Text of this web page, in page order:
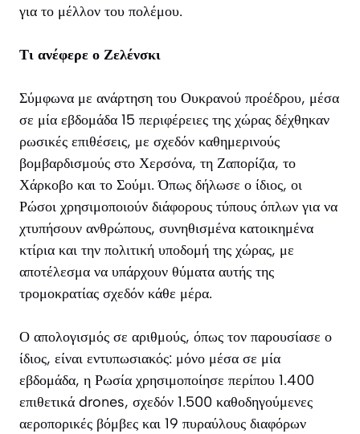
για το μέλλον του πολέμου.
Τι ανέφερε ο Ζελένσκι
Σύμφωνα με ανάρτηση του Ουκρανού προέδρου, μέσα
σε μία εβδομάδα 15 περιφέρειες της χώρας δέχθηκαν
ρωσικές επιθέσεις, με σχεδόν καθημερινούς
βομβαρδισμούς στο Χερσόνα, τη Ζαπορίζια, το
Χάρκοβο και το Σούμι. Όπως δήλωσε ο ίδιος, οι
Ρώσοι χρησιμοποιούν διάφορους τύπους όπλων για να
χτυπήσουν ανθρώπους, συνηθισμένα κατοικημένα
κτίρια και την πολιτική υποδομή της χώρας, με
αποτέλεσμα να υπάρχουν θύματα αυτής της
τρομοκρατίας σχεδόν κάθε μέρα.
Ο απολογισμός σε αριθμούς, όπως τον παρουσίασε ο
ίδιος, είναι εντυπωσιακός: μόνο μέσα σε μία
εβδομάδα, η Ρωσία χρησιμοποίησε περίπου 1.400
επιθετικά drones, σχεδόν 1.500 καθοδηγούμενες
αεροπορικές βόμβες και 19 πυραύλους διαφόρων